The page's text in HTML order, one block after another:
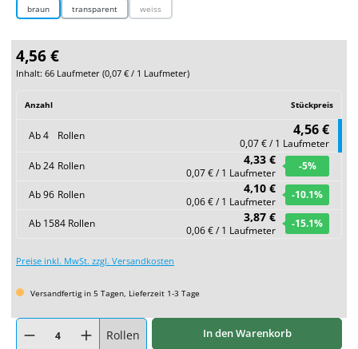
braun transparent weiss
(Diese Option ist zurzeit nicht verfügbar.)
4,56 €
Inhalt: 66 Laufmeter (0,07 € / 1 Laufmeter)
Anzahl Stückpreis
Ab4 Rollen 4,56 €
0,07 € / 1 Laufmeter
Ab24 Rollen 4,33 €
0,07 € / 1 Laufmeter
-5%
Ab96 Rollen 4,10 €
0,06 € / 1 Laufmeter
-10.1%
Ab 1584 Rollen 3,87 €
0,06 € / 1 Laufmeter
-15.1%
Preise inkl. MwSt. zzgl. Versandkosten
Versandfertig in 5 Tagen, Lieferzeit 1-3 Tage
Produkt Anzahl: Gib den gewünschten Wert ein oder benutze die Schaltflächen
Rollen In den Warenkorb